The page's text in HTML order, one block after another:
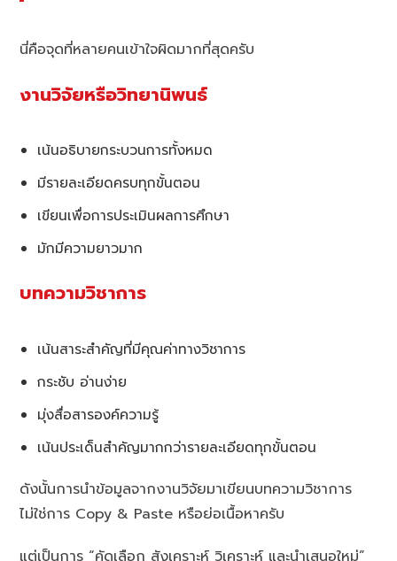
นี่คือจุดที่หลายคนเข้าใจผิดมากที่สุดครับ
งานวิจัยหรือวิทยานิพนธ์
เน้นอธิบายกระบวนการทั้งหมด
มีรายละเอียดครบทุกขั้นตอน
เขียนเพื่อการประเมินผลการศึกษา
มักมีความยาวมาก
บทความวิชาการ
เน้นสาระสำคัญที่มีคุณค่าทางวิชาการ
กระชับ อ่านง่าย
มุ่งสื่อสารองค์ความรู้
เน้นประเด็นสำคัญมากกว่ารายละเอียดทุกขั้นตอน
ดังนั้นการนำข้อมูลจากงานวิจัยมาเขียนบทความวิชาการ
ไม่ใช่การ Copy & Paste หรือย่อเนื้อหาครับ
แต่เป็นการ “คัดเลือก สังเคราะห์ วิเคราะห์ และนำเสนอใหม่”